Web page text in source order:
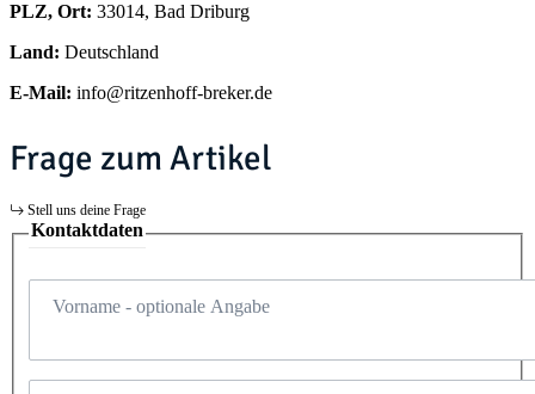
PLZ, Ort: 33014, Bad Driburg
Land: Deutschland
E-Mail: info@ritzenhoff-breker.de
Frage zum Artikel
Stell uns deine Frage
Kontaktdaten
Vorname - optionale Angabe